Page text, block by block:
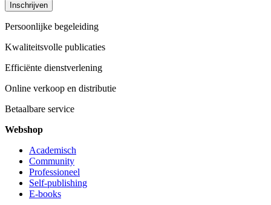
Inschrijven
Persoonlijke begeleiding
Kwaliteitsvolle publicaties
Efficiënte dienstverlening
Online verkoop en distributie
Betaalbare service
Webshop
Academisch
Community
Professioneel
Self-publishing
E-books